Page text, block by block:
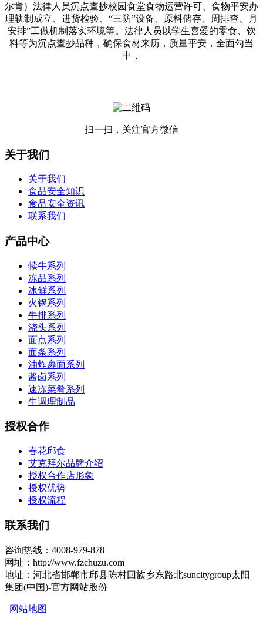
尔肯）法律人员沉点查抄校园食堂食物运营许可、食物平安办
理轨制成立、进货检验、“三防”设备、原料储存、周排查、月
安排”工做机制落实环境等。法律人员以学生喜爱的零食、饮
料等为沉点查抄品种，确保食材来历，质量平安，全面勾当
中，
扫一扫，关注官方微信
关于我们
关于我们
食品安全知识
食品安全资讯
联系我们
产品中心
犊牛系列
冻品系列
冰鲜系列
火锅系列
牛排系列
浇头系列
面点系列
面条系列
油炸裹面系列
酱卤系列
速冻菜肴系列
生调理制品
授权合作
春花邱食
艾克拜尔品牌介绍
授权合作店形象
授权优势
授权流程
联系我们
咨询热线：4008-979-878
网址：http://www.fzchuzu.com
地址：河北省邯郸市邱县陈村回族乡东路北suncitygroup太阳
集团(中国)-官方网站股份
网站地图